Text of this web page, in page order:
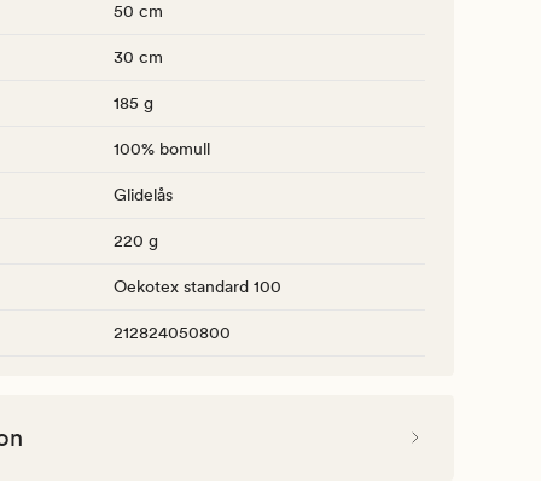
50 cm
30 cm
185 g
100% bomull
Glidelås
220 g
Oekotex standard 100
212824050800